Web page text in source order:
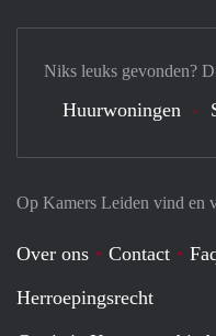
Op Kamers Leiden vind en
Over ons Contact
Herroepingsrecht
Niks leuks gevonden?
Huurwoningen